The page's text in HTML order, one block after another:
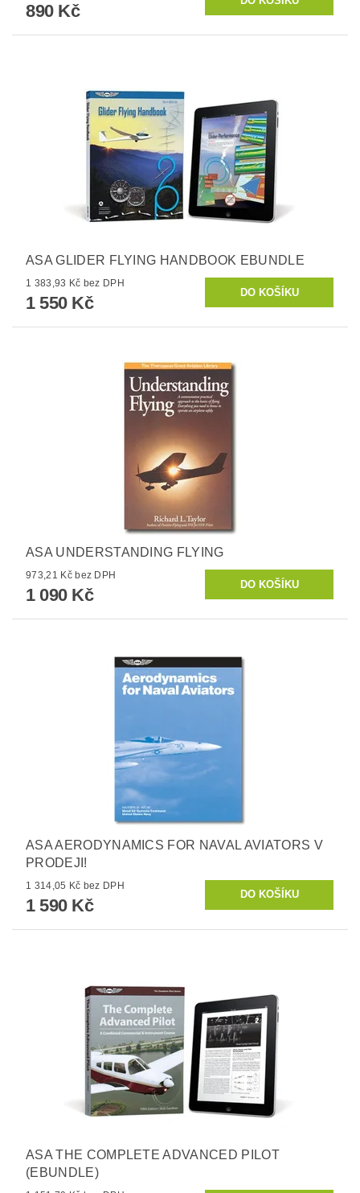
890 Kč
ASA GLIDER FLYING HANDBOOK EBUNDLE
1 383,93 Kč bez DPH
1 550 Kč
ASA UNDERSTANDING FLYING
973,21 Kč bez DPH
1 090 Kč
ASA AERODYNAMICS FOR NAVAL AVIATORS V
PRODEJI!
1 314,05 Kč bez DPH
1 590 Kč
ASA THE COMPLETE ADVANCED PILOT
(EBUNDLE)